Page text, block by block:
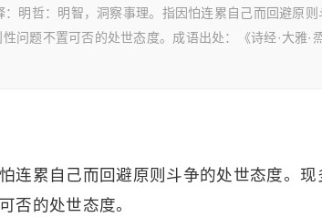
明哲：明智，洞察事理。指因怕连累自己而回避原则
问题不置可否的处世态度。成语出处：《诗经·大雅·
连累自己而回避原则斗争的处世态度。现
否的处世态度。